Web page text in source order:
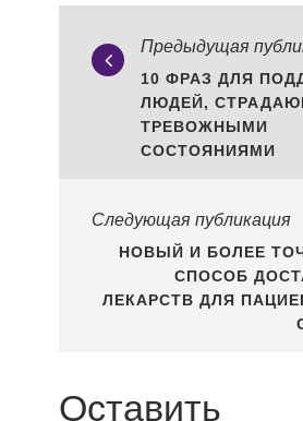
Предыдущая
10 ФРАЗ ДЛЯ
ЛЮДЕЙ,
ТРЕВОЖНЫМИ
СОСТОЯНИЯМИ
Следующая публикация
НОВЫЙ И БОЛЕЕ
СПОСОБ
ЛЕКАРСТВ ДЛЯ
Оставить